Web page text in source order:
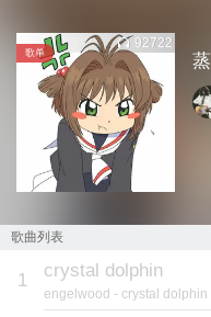
歌单
92722
歌曲列表
1 crystal dolphin
engelwood - crystal dolphin